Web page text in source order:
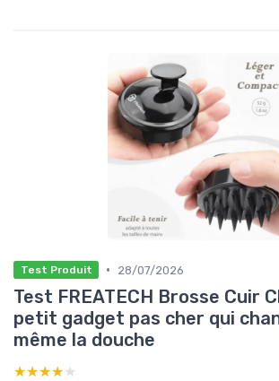
Test Produit • 28/07/2026
Test FREATECH Brosse Cuir
petit gadget pas cher qui
même la douche
★★★★★
★★★★★